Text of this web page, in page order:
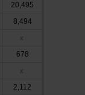
20,495
8,494
x
678
x
2,112